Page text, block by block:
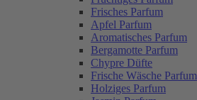
Frisches Parfum
Apfel Parfum
Aromatisches Parfum
Bergamotte Parfum
Chypre Düfte
Frische Wäsche Parfum
Holziges Parfum